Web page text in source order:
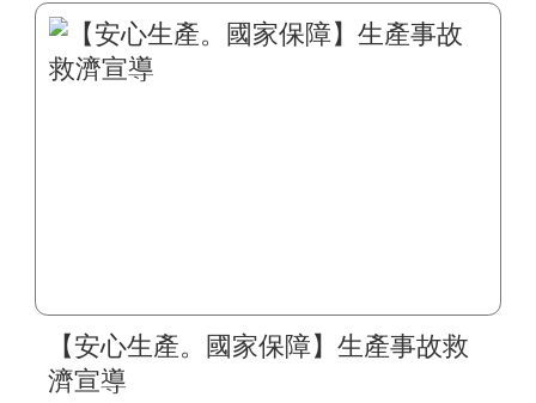
【安心生產。國家保障】生產事故救
濟宣導